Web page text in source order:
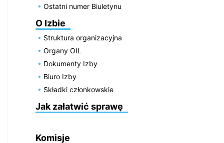
Ostatni numer Biuletynu
O Izbie
Struktura organizacyjna
Organy OIL
Dokumenty Izby
Biuro Izby
Składki członkowskie
Jak załatwić sprawę
Komisje